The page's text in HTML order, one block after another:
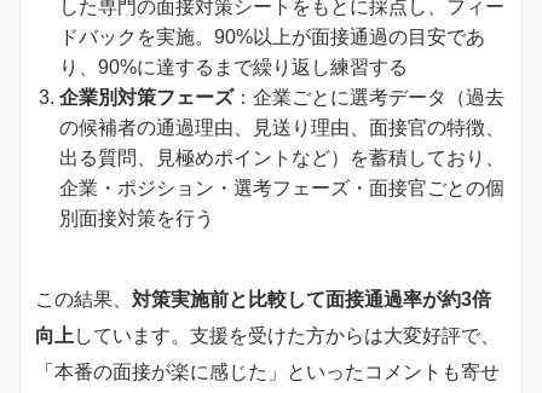
した専門の面接対策シートをもとに採点し、フィー
ドバックを実施。90%以上が面接通過の目安であ
り、90%に達するまで繰り返し練習する
企業別対策フェーズ：企業ごとに選考データ（過去
の候補者の通過理由、見送り理由、面接官の特徴、
出る質問、見極めポイントなど）を蓄積しており、
企業・ポジション・選考フェーズ・面接官ごとの個
別面接対策を行う
この結果、 対策実施前と比較して面接通過率が約3倍
向上 しています。支援を受けた方からは大変好評で、
「本番の面接が楽に感じた」といったコメントも寄せ